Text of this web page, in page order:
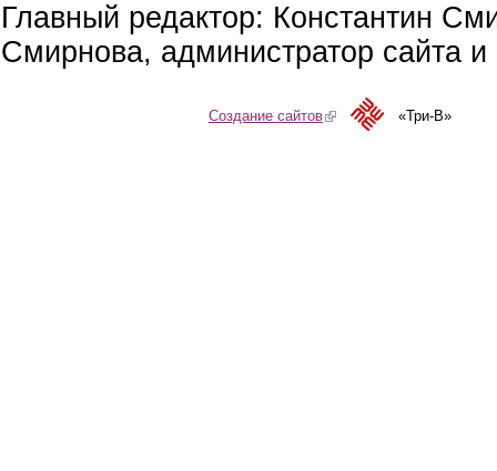
Главный редактор: Константин
Смирнова, администратор сайта
Создание сайтов(link is external)«Три-В»